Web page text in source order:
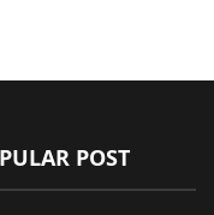
POST